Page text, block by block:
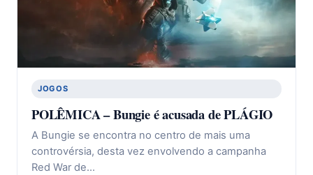
JOGOS
POLÊMICA – Bungie é acusada de PLÁGIO
A Bungie se encontra no centro de mais uma
controvérsia, desta vez envolvendo a campanha
Red War de…